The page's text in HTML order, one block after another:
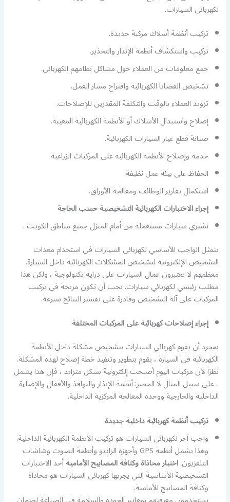
لكهربائي السيارات.
تركيب أنظمة أسلاك مركبة جديدة.
تركيب واستكشاف أنظمة الإنذار والتحذير.
جمع معلومات من العملاء حول مشاكل نظامهم الكهربائي.
تشخيص القضايا الكهربائية واقتراح مسار العمل.
تزويد العملاء بالوقت والتكلفة المقدرين للإصلاحات.
إصلاح واستبدال الأسلاك أو الأنظمة الكهربائية المعيبة.
صيانة قطع غيار السيارات الكهربائية.
خدمة وإصلاح الأنظمة الكهربائية على المركبات الزراعية.
الحفاظ على بيئة عمل نظيفة.
استكمال تقارير الوظائف ومعالجة الأوراق.
إجراء الاختبارات الكهربائية التشخيصية حسب الحاجة
نشتري سيارات مستعملة من أمام المنزل جميع مناطق الكويت .
يتمثل الواجب الأساسي لكهربائي السيارات في استخدام معدات
التشخيص الإلكترونية لتشخيص المشكلات الكهربائية داخل السيارة.
معظمهم لا يعتبرون عمال السيارات على دراية تكنولوجية ، ولكن هذا
مطلب رئيسي لكهربائي سيارات. يجب أن تكون مريحة في تركيب
المركبات على آلة التشخيص وقادرة على تفسير النتائج بسرعة.
إجراء إصلاحات كهربائية على المركبات المختلفة
بمجرد أن يقوم كهربائي السيارات بتشخيص مشكلة داخل الأنظمة
الكهربائية في السيارة ، يقوم بتطوير وتنفيذ خطة إصلاح لهذه المشكلة.
نظرًا لأن مركبات اليوم أصبحت إلكترونية بشكل متزايد ، فإن هذا يشمل
، على سبيل المثال لا الحصر: أنظمة الإنذار والنوافذ والأقفال والإضاءة
الداخلية والخارجية ووحدة المعالجة المركزية الداخلية.
تركيب أنظمة كهربائية داخلية جديدة
واجب آخر لكهربائي السيارات هو تركيب الأنظمة الكهربائية الداخلية.
وهذا يشمل أنظمة GPS وأجهزة الراديو وأنظمة الصوت وشاشات
التلفزيون.اختبار محاذاة وكثافة المصابيح الأماميةأحد الاختبارات
التشخيصية الأساسية التي يجريها كهربائي السيارات هو محاذاة
وكثافة المصابيح الأمامية.